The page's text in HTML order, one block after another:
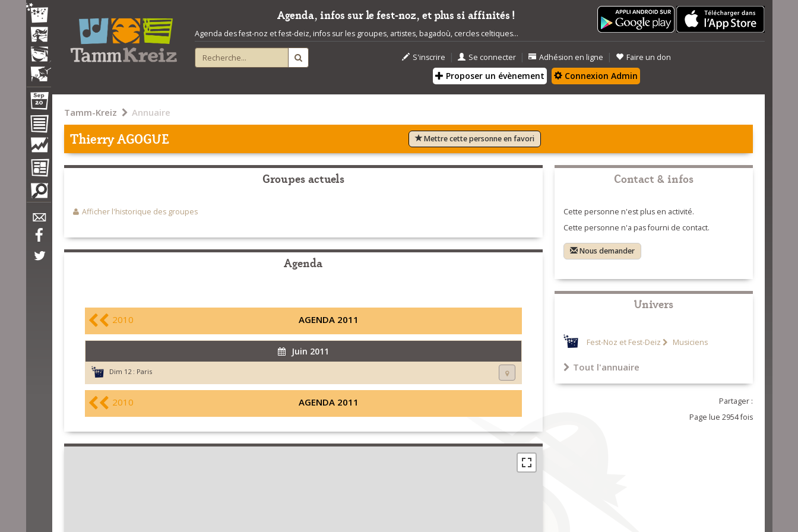
Agenda, infos sur le fest-noz, et plus si affinités !
Agenda des fest-noz et fest-deiz, infos sur les groupes, artistes, bagadoù, cercles celtiques...
S'inscrire | Se connecter | Adhésion en ligne | Faire un don
Proposer un évènement Connexion Admin
Tamm-Kreiz Annuaire
Thierry AGOGUE Mettre cette personne en favori
Groupes actuels
Afficher l'historique des groupes
Agenda
2010 AGENDA 2011
Juin 2011
Dim 12 : Paris
2010 AGENDA 2011
Contact & infos
Cette personne n'est plus en activité.
Cette personne n'a pas fourni de contact.
Nous demander
Univers
Fest-Noz et Fest-Deiz Musiciens
Tout l'annuaire
Partager :
Page lue 2954 fois